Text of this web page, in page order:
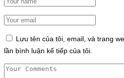
Lưu tên của tôi, email, và trang
lần bình luận kế tiếp của tôi.